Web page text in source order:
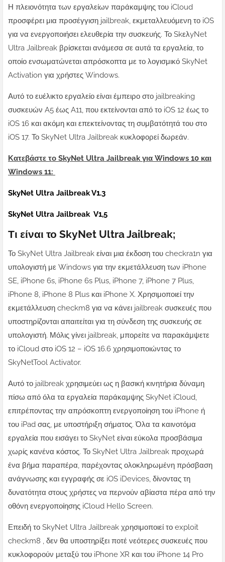
Η πλειονότητα των εργαλείων παράκαμψης του iCloud
προσφέρει μια προσέγγιση jailbreak, εκμεταλλευόμενη το iOS
για να ενεργοποιήσει ελευθερία την συσκευής. Το SkελyNet
Ultra Jailbreak βρίσκεται ανάμεσα σε αυτά τα εργαλεία, το
οποίο ενσωματώνεται απρόσκοπτα με το λογισμικό SkyNet
Activation για χρήστες Windows.
Αυτό το ευέλικτο εργαλείο είναι έμπειρο στο jailbreaking
συσκευών A5 έως A11, που εκτείνονται από το iOS 12 έως το
iOS 16 και ακόμη και επεκτείνοντας τη συμβατότητά του στο
iOS 17. Το SkyNet Ultra Jailbreak κυκλοφορεί δωρεάν.
Κατεβάστε το SkyNet Ultra Jailbreak για Windows 10 και
Windows 11:
SkyNet Ultra Jailbreak V1.3
SkyNet Ultra Jailbreak V1,5
Τι είναι το SkyNet Ultra Jailbreak;
Το SkyNet Ultra Jailbreak είναι μια έκδοση του checkra1n για
υπολογιστή με Windows για την εκμετάλλευση των iPhone
SE, iPhone 6s, iPhone 6s Plus, iPhone 7, iPhone 7 Plus,
iPhone 8, iPhone 8 Plus και iPhone X. Χρησιμοποιεί την
εκμετάλλευση checkm8 για να κάνει jailbreak συσκευές που
υποστηρίζονται απαιτείται για τη σύνδεση της συσκευής σε
υπολογιστή. Μόλις γίνει jailbreak, μπορείτε να παρακάμψετε
το iCloud στο iOS 12 – iOS 16.6 χρησιμοποιώντας το
SkyNetTool Activator.
Αυτό το jailbreak χρησιμεύει ως η βασική κινητήρια δύναμη
πίσω από όλα τα εργαλεία παράκαμψης SkyNet iCloud,
επιτρέποντας την απρόσκοπτη ενεργοποίηση του iPhone ή
του iPad σας, με υποστήριξη σήματος. Όλα τα καινοτόμα
εργαλεία που εισάγει το SkyNet είναι εύκολα προσβάσιμα
χωρίς κανένα κόστος. Το SkyNet Ultra Jailbreak προχωρά
ένα βήμα παραπέρα, παρέχοντας ολοκληρωμένη πρόσβαση
ανάγνωσης και εγγραφής σε iOS iDevices, δίνοντας τη
δυνατότητα στους χρήστες να περνούν αβίαστα πέρα ​​από την
οθόνη ενεργοποίησης iCloud Hello Screen.
Επειδή το SkyNet Ultra Jailbreak χρησιμοποιεί το exploit
checkm8 , δεν θα υποστηρίξει ποτέ νεότερες συσκευές που
κυκλοφορούν μεταξύ του iPhone XR και του iPhone 14 Pro